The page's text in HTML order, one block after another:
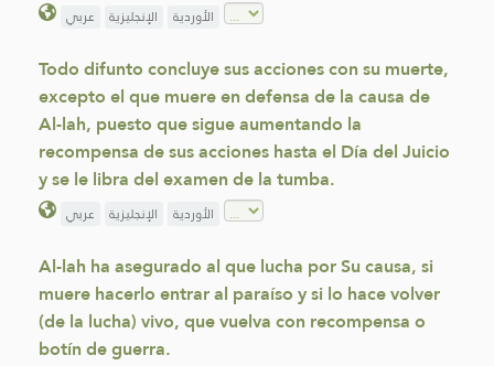
عربي الإنجليزية الأوردية
Todo difunto concluye sus acciones con su muerte,
excepto el que muere en defensa de la causa de
Al-lah, puesto que sigue aumentando la
recompensa de sus acciones hasta el Día del Juicio
y se le libra del examen de la tumba.
عربي الإنجليزية الأوردية
Al-lah ha asegurado al que lucha por Su causa, si
muere hacerlo entrar al paraíso y si lo hace volver
(de la lucha) vivo, que vuelva con recompensa o
botín de guerra.